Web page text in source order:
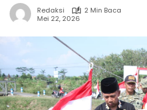
Redaksi
2 Min Baca
Mei 22, 2026